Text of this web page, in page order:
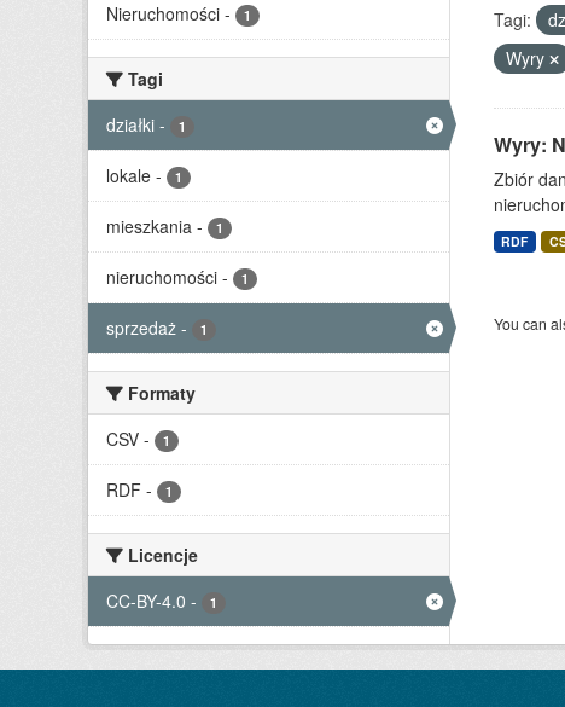
Nieruchomości - 1
Tagi
działki - 1
lokale - 1
mieszkania - 1
nieruchomości - 1
sprzedaż - 1
Formaty
CSV - 1
RDF - 1
Licencje
CC-BY-4.0 - 1
Tagi:
Wyry
Wyry:
Zbiór
RDF
You can